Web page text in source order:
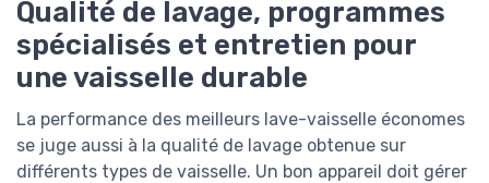
Qualité de lavage, programmes
spécialisés et entretien pour
une vaisselle durable
La performance des meilleurs lave-vaisselle économes
se juge aussi à la qualité de lavage obtenue sur
différents types de vaisselle. Un bon appareil doit gérer